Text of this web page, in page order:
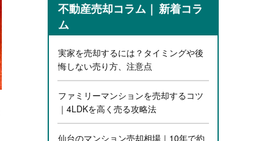
不動産売却コラム
新着コラ
ム
実家を売却するには？タイミングや後
悔しない売り方、注意点
ファミリーマンションを売却するコツ
｜4LDKを高く売る攻略法
仙台のマンション売却相場｜10年で約